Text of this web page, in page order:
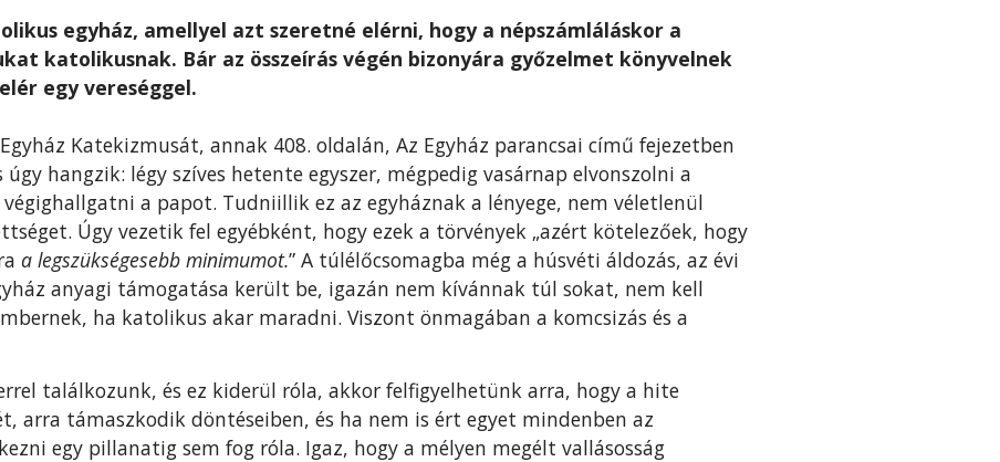
egyház, amellyel azt szeretné elérni, hogy a népszámláláskor a
katolikusnak. Bár az összeírás végén bizonyára győzelmet könyvelnek
egy vereséggel.
Katekizmusát, annak 408. oldalán, Az Egyház parancsai című fejezetben
hangzik: légy szíves hetente egyszer, mégpedig vasárnap elvonszolni a
a papot. Tudniillik ez az egyháznak a lényege, nem véletlenül
Úgy vezetik fel egyébként, hogy ezek a törvények „azért kötelezőek, hogy
a legszükségesebb minimumot.” A túlélőcsomagba még a húsvéti áldozás, az évi
anyagi támogatása került be, igazán nem kívánnak túl sokat, nem kell
ha katolikus akar maradni. Viszont önmagában a komcsizás és a
találkozunk, és ez kiderül róla, akkor felfigyelhetünk arra, hogy a hite
arra támaszkodik döntéseiben, és ha nem is ért egyet mindenben az
egy pillanatig sem fog róla. Igaz, hogy a mélyen megélt vallásosság